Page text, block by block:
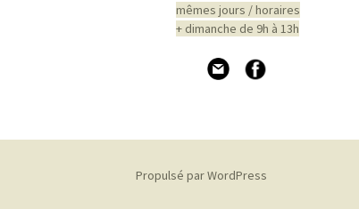
mêmes jours / horaires
+ dimanche de 9h à 13h
Propulsé par WordPress